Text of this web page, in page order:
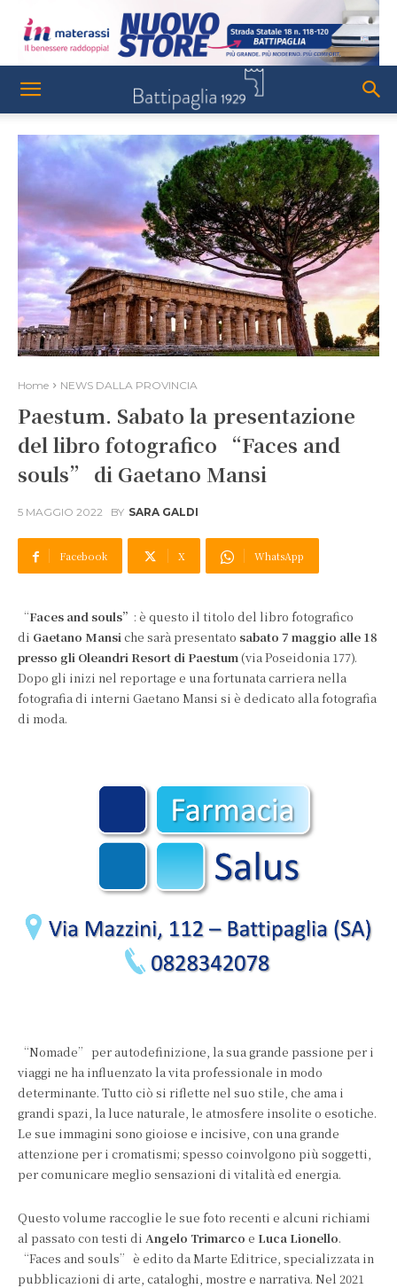
Home NEWS DALLA PROVINCIA
Paestum. Sabato la presentazione
del libro fotografico “Faces and
souls” di Gaetano Mansi
5 MAGGIO 2022 BY SARA GALDI
Facebook X WhatsApp
“Faces and souls” : è questo il titolo del libro fotografico
di Gaetano Mansiche sarà presentato sabato 7 maggio alle 18
presso gli Oleandri Resort di Paestum (via Poseidonia 177).
Dopo gli inizi nel reportage e una fortunata carriera nella
fotografia di interni Gaetano Mansi si è dedicato alla fotografia
di moda.
“Nomade” per autodefinizione, la sua grande passione per i
viaggi ne ha influenzato la vita professionale in modo
determinante. Tutto ciò si riflette nel suo stile, che ama i
grandi spazi, la luce naturale, le atmosfere insolite o esotiche.
Le sue immagini sono gioiose e incisive, con una grande
attenzione per i cromatismi; spesso coinvolgono più soggetti,
per comunicare meglio sensazioni di vitalità ed energia.
Questo volume raccoglie le sue foto recenti e alcuni richiami
al passato con testi di Angelo Trimarco e Luca Lionello.
“Faces and souls” è edito da Marte Editrice, specializzata in
pubblicazioni di arte, cataloghi, mostre e narrativa. Nel 2021